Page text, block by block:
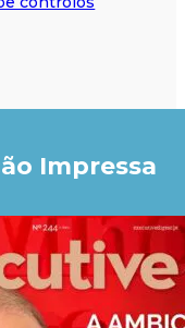
Impressa